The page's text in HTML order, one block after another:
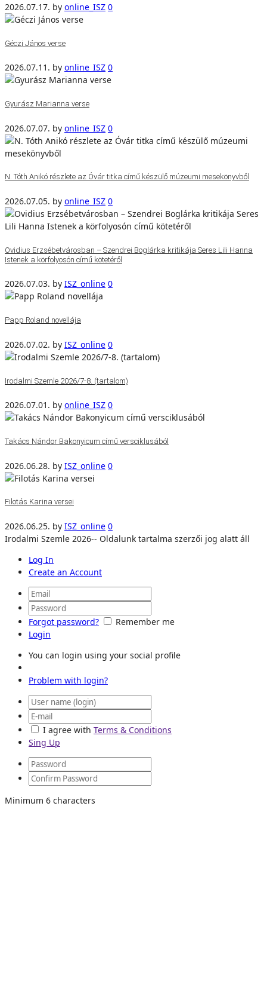
2026.07.17. by online_ISZ 0
Géczi János verse
2026.07.11. by online_ISZ 0
Gyurász Marianna verse
2026.07.07. by online_ISZ 0
N. Tóth Anikó részlete az Óvár titka című készülő múzeumi mesekönyvből
2026.07.05. by online_ISZ 0
Ovidius Erzsébetvárosban – Szendrei Boglárka kritikája Seres Lili Hanna
Istenek a körfolyosón című kötetéről
2026.07.03. by ISZ_online 0
Papp Roland novellája
2026.07.02. by ISZ_online 0
Irodalmi Szemle 2026/7-8. (tartalom)
2026.07.01. by online_ISZ 0
Takács Nándor Bakonyicum című versciklusából
2026.06.28. by ISZ_online 0
Filotás Karina versei
2026.06.25. by ISZ_online 0
Irodalmi Szemle 2026-- Oldalunk tartalma szerzői jog alatt áll
Log In
Create an Account
Forgot password?
Remember me
Login
You can login using your social profile
Problem with login?
I agree with Terms & Conditions
Sing Up
Minimum 6 characters